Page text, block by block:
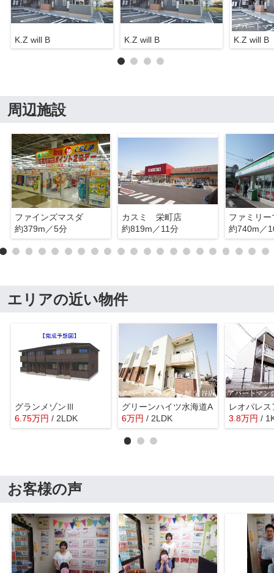
K.Z will B K.Z will B K.Z will B
周辺施設
ファインズマスダ
約379m／5分
カスミ 栄町店
約819m／11分
約740m／
エリアの近い物件
グランメゾンⅢ
6.75万円 / 2LDK
グリーンハイツ水海道A
6万円 / 2LDK 3.8万円 /
お客様の声